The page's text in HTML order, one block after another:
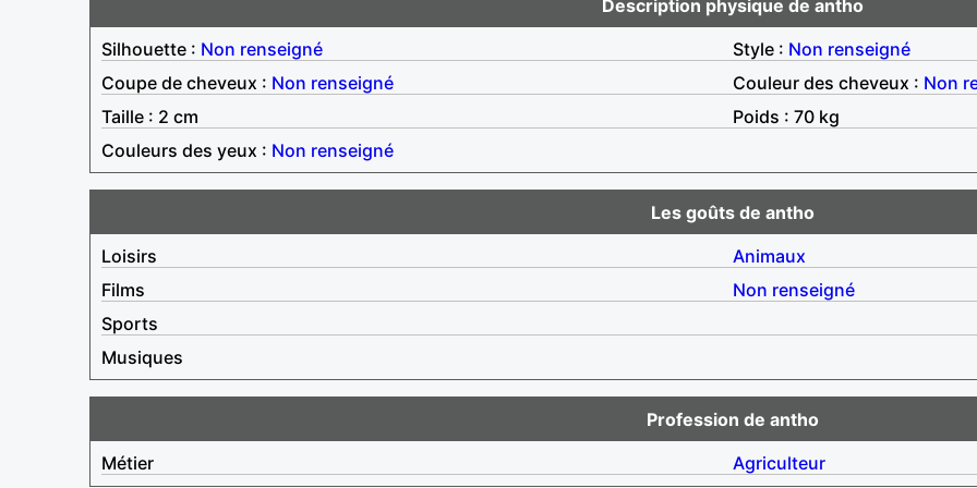
Description physique de antho
Silhouette : Non renseigné Style : Non renseigné
Coupe de cheveux : Non renseigné Couleur des cheveux : Non
Taille : 2 cm
Poids : 70 kg
Couleurs des yeux : Non renseigné
Les goûts de antho
Loisirs
Animaux
Films
Non renseigné
Sports
Musiques
Profession de antho
Métier
Agriculteur